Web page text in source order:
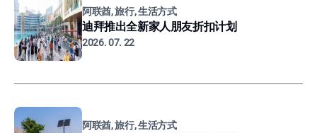
阿联酋, 旅行, 生活方式
迪拜推出全新家人朋友折扣计划
2026. 07. 22
阿联酋, 旅行, 生活方式